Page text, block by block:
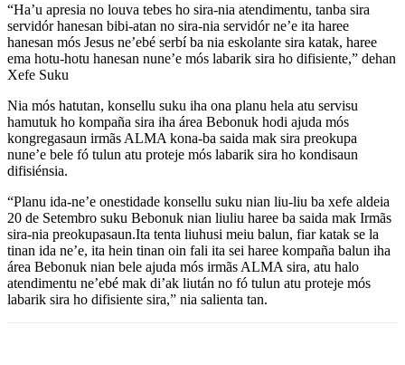
“Ha’u apresia no louva tebes ho sira-nia atendimentu, tanba sira
servidór hanesan bibi-atan no sira-nia servidór ne’e ita haree
hanesan mós Jesus ne’ebé serbí ba nia eskolante sira katak, haree
ema hotu-hotu hanesan nune’e mós labarik sira ho difisiente,” dehan
Xefe Suku
Nia mós hatutan, konsellu suku iha ona planu hela atu servisu
hamutuk ho kompaña sira iha área Bebonuk hodi ajuda mós
kongregasaun irmãs ALMA kona-ba saida mak sira preokupa
nune’e bele fó tulun atu proteje mós labarik sira ho kondisaun
difisiénsia.
“Planu ida-ne’e onestidade konsellu suku nian liu-liu ba xefe aldeia
20 de Setembro suku Bebonuk nian liuliu haree ba saida mak Irmãs
sira-nia preokupasaun.Ita tenta liuhusi meiu balun, fiar katak se la
tinan ida ne’e, ita hein tinan oin fali ita sei haree kompaña balun iha
área Bebonuk nian bele ajuda mós irmãs ALMA sira, atu halo
atendimentu ne’ebé mak di’ak liután no fó tulun atu proteje mós
labarik sira ho difisiente sira,” nia salienta tan.